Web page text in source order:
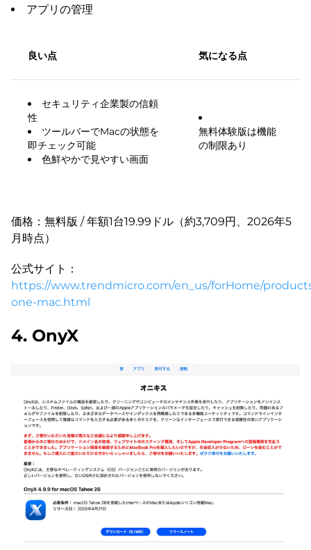
アプリの管理
良い点 気になる点
セキュリティ企業製の信頼
性
ツールバーでMacの状態を
即チェック可能
色鮮やかで見やすい画面
無料体験版は機能
の制限あり
価格：無料版 / 年額1台19.99ドル（約3,709円、2026年5
月時点）
公式サイト：
https://www.trendmicro.com/en_us/forHome/
one-mac.html
4. OnyX